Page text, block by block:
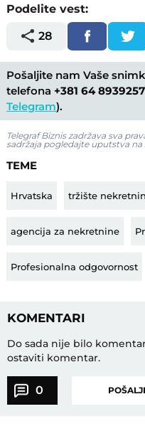
Podelite vest:
28
Pošaljite nam Vaše
telefona +381 64 8939257
Telegram).
Telegraf Biznis zadržava sva
sadržaja pogledajte uputstva
TEME
Hrvatska tržište
agencija za nekretnine
Profesionalna odgovornost
KOMENTARI
Do sada nije bilo
ostaviti komentar.
0